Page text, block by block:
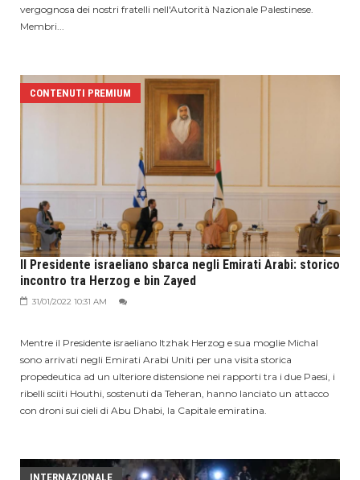
vergognosa dei nostri fratelli nell'Autorità Nazionale Palestinese.
Membri...
CONTENUTI PREMIUM
Il Presidente israeliano sbarca negli Emirati Arabi: storico
incontro tra Herzog e bin Zayed
31/01/2022 10:31 AM
Mentre il Presidente israeliano Itzhak Herzog e sua moglie Michal
sono arrivati negli Emirati Arabi Uniti per una visita storica
propedeutica ad un ulteriore distensione nei rapporti tra i due Paesi, i
ribelli sciiti Houthi, sostenuti da Teheran, hanno lanciato un attacco
con droni sui cieli di Abu Dhabi, la Capitale emiratina.
INTERNAZIONALE